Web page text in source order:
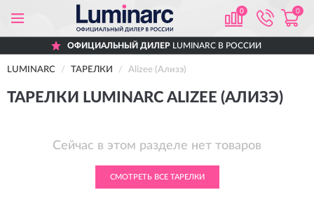
0 0
ОФИЦИАЛЬНЫЙ ДИЛЕР LUMINARC В РОССИИ
LUMINARC ТАРЕЛКИ Alizee (Ализэ)
ТАРЕЛКИ LUMINARC ALIZEE (АЛИЗЭ)
Сейчас в этом разделе нет товаров
СМОТРЕТЬ ВСЕ ТАРЕЛКИ